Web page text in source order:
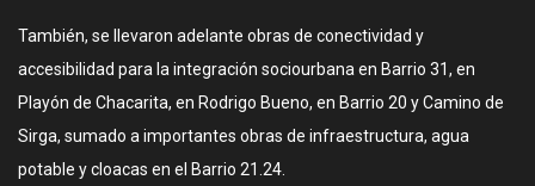
También, se llevaron adelante obras de conectividad y
accesibilidad para la integración sociourbana en Barrio 31, en
Playón de Chacarita, en Rodrigo Bueno, en Barrio 20 y Camino de
Sirga, sumado a importantes obras de infraestructura, agua
potable y cloacas en el Barrio 21.24.